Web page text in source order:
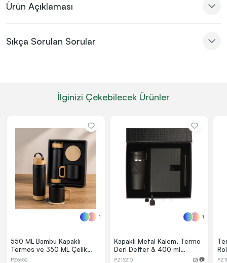
Ürün Açıklaması
Sıkça Sorulan Sorular
İlginizi Çekebilecek Ürünler
1
550 ML Bambu Kapaklı
Termos ve 350 ML Çelik
Bardak Seti
PZ6652
1
Kapaklı Metal Kalem, Termo
Deri Defter & 400 ml
Termos Bardak Kutulu VIP
PZ15210 (2) 📷